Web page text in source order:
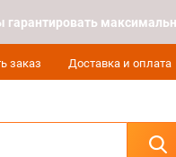
гарантировать
заказ Доставка и оплата